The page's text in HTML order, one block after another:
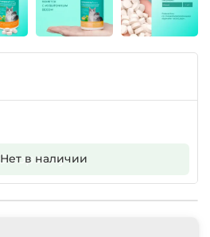
Нет в наличии
В корзину